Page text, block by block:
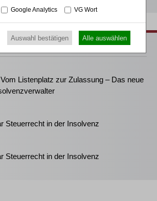
Listenplatz zur Zulassung – Das neue
Steuerrecht in der Insolvenz
Steuerrecht in der Insolvenz
Google Analytics VG Wort
Auswahl bestätigen Alle auswählen